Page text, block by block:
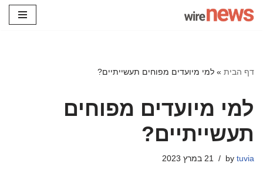
דף הבית » למי מיועדים מפוחים תעשייתיים?
למי מיועדים מפוחים
תעשייתיים?
by tuvia 21 במרץ 2023